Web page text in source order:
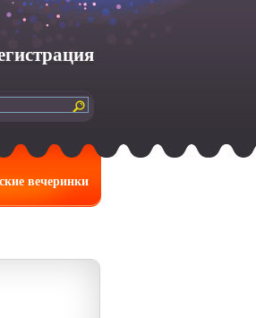
вечеринки